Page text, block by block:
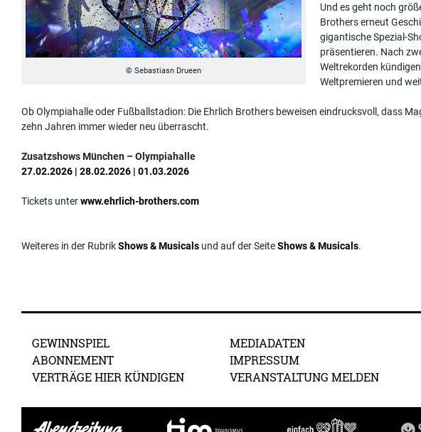
© Sebastiasn Drueen
Und es geht noch
Brothers erneut
gigantische Spezial-
präsentieren. Nach
Weltrekorden
Weltpremieren und
Ob Olympiahalle oder Fußballstadion: Die Ehrlich Brothers beweisen eindrucksvoll, dass
zehn Jahren immer wieder neu überrascht.
Zusatzshows München – Olympiahalle
27.02.2026 | 28.02.2026 | 01.03.2026
Tickets unterwww.ehrlich-brothers.com
Weiteres in der RubrikShows & Musicals und auf der SeiteShows & Musicals.
GEWINNSPIEL
ABONNEMENT
VERTRÄGE HIER KÜNDIGEN
MEDIADATEN
IMPRESSUM
VERANSTALTUNG MELDEN